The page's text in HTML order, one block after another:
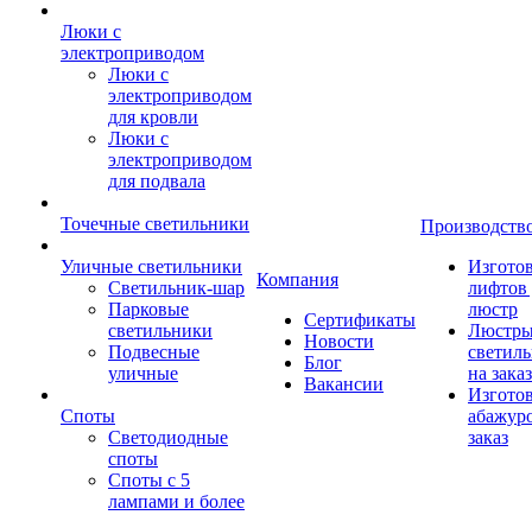
Люки с
электроприводом
Люки с
электроприводом
для кровли
Люки с
электроприводом
для подвала
Точечные светильники
Уличные светильники
Светильник-шар
Парковые
светильники
Подвесные
уличные
Споты
Светодиодные
споты
Споты с 5
лампами и более
Компания
Сертификаты
Новости
Блог
Вакансии
лифтов
люстр
на заказ
заказ